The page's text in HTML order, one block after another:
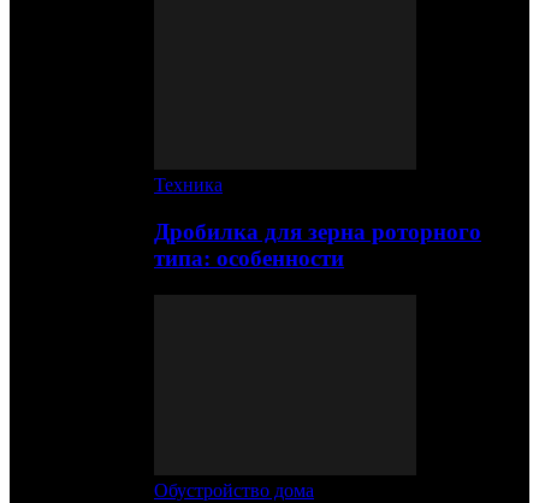
Техника
Дробилка для зерна роторного
типа: особенности
Обустройство дома